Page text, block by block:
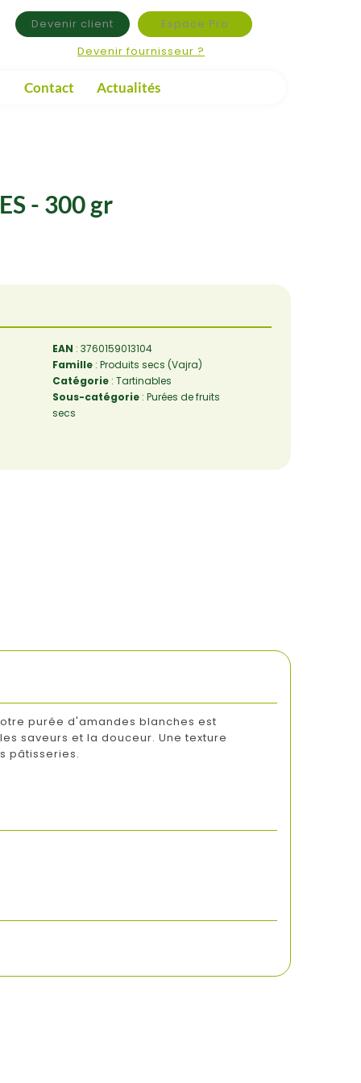
Devenir fournisseur ?
Devenir client Espace Pro
Contact Actualités
- 300 gr
EAN : 3760159013104
Famille: Produits secs (Vajra)
Catégorie: Tartinables
Sous-catégorie: Purées de fruits
secs
purée d'amandes blanches est
saveurs et la douceur. Une texture
pâtisseries.